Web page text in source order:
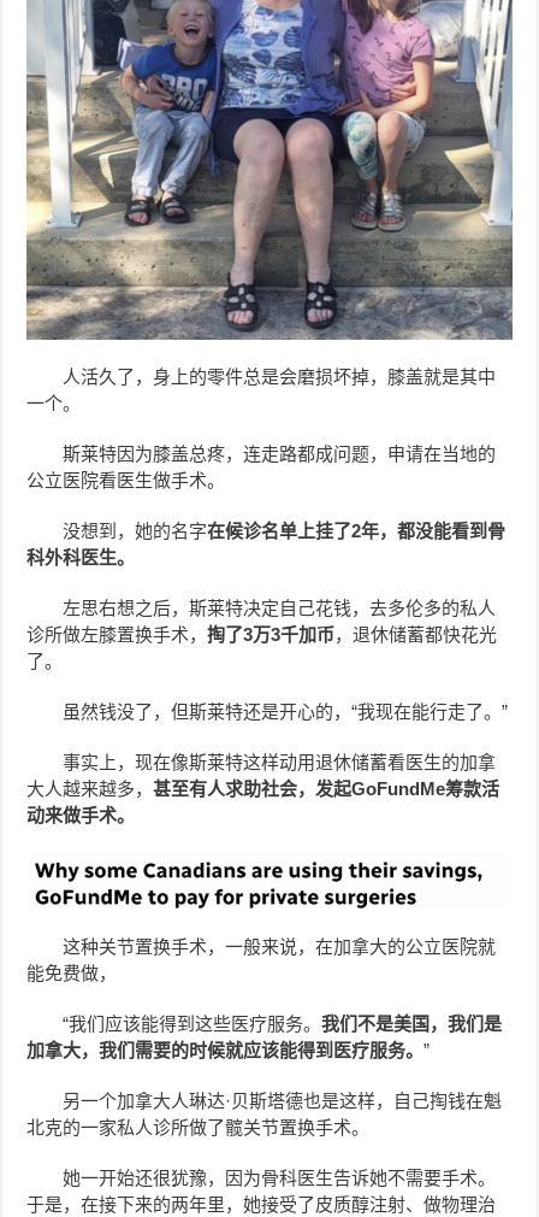
人活久了，身上的零件总是会磨损坏掉，膝盖就是其中
一个。
斯莱特因为膝盖总疼，连走路都成问题，申请在当地的
公立医院看医生做手术。
没想到，她的名字在候诊名单上挂了2年，都没能看到骨
科外科医生。
左思右想之后，斯莱特决定自己花钱，去多伦多的私人
诊所做左膝置换手术，掏了3万3千加币，退休储蓄都快花光
了。
虽然钱没了，但斯莱特还是开心的，“我现在能行走了。”
事实上，现在像斯莱特这样动用退休储蓄看医生的加拿
大人越来越多，甚至有人求助社会，发起GoFundMe筹款活
动来做手术。
这种关节置换手术，一般来说，在加拿大的公立医院就
能免费做，
“我们应该能得到这些医疗服务。我们不是美国，我们是
加拿大，我们需要的时候就应该能得到医疗服务。”
另一个加拿大人琳达·贝斯塔德也是这样，自己掏钱在魁
北克的一家私人诊所做了髋关节置换手术。
她一开始还很犹豫，因为骨科医生告诉她不需要手术。
于是，在接下来的两年里，她接受了皮质醇注射、做物理治